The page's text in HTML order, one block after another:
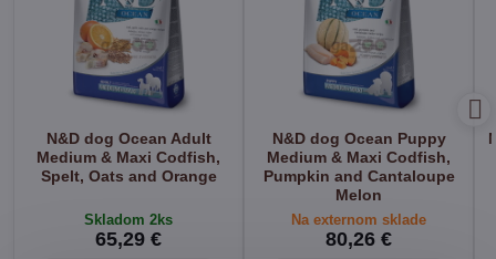
N&D dog Ocean Adult
Medium & Maxi Codfish,
Spelt, Oats and Orange
Skladom 2ks
65,29 €
N&D dog Ocean Puppy
Medium & Maxi Codfish,
Pumpkin and Cantaloupe
Melon
Na externom sklade
80,26 €